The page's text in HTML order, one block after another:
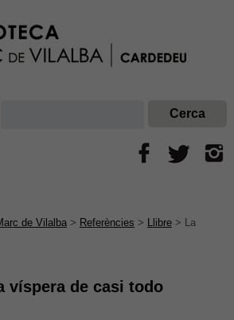
de Vilalba> Referències > Llibre> La
víspera de casi todo